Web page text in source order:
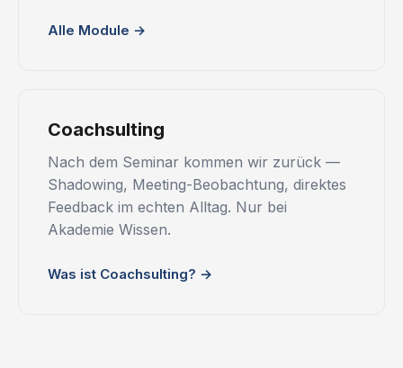
Alle Module →
Coachsulting
Nach dem Seminar kommen wir zurück —
Shadowing, Meeting-Beobachtung, direktes
Feedback im echten Alltag. Nur bei
Akademie Wissen.
Was ist Coachsulting? →